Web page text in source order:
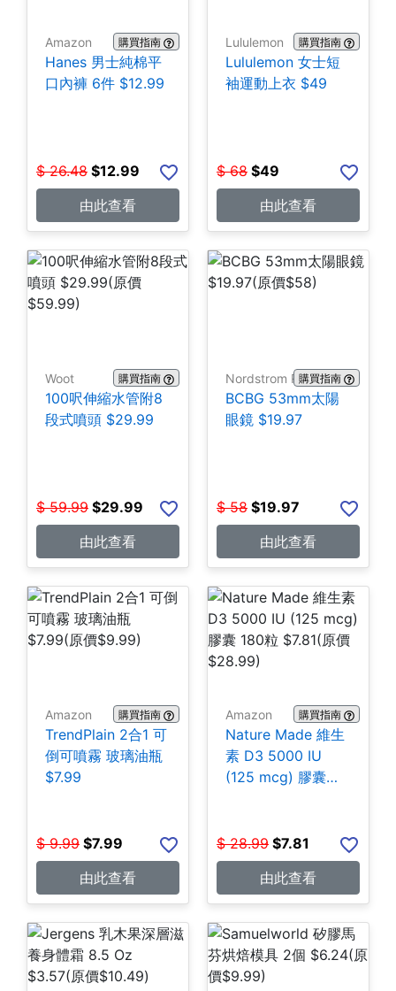
Amazon 購買指南
Hanes 男士純棉平
口內褲 6件 $12.99
$ 26.48 $12.99
由此查看
Lululemon 購買指南
Lululemon 女士短
袖運動上衣 $49
$ 68 $49
由此查看
Woot 購買指南
100呎伸縮水管附8
段式噴頭 $29.99
$ 59.99 $29.99
由此查看
Nordstrom Rack購買指南
BCBG 53mm太陽
眼鏡 $19.97
$ 58 $19.97
由此查看
Amazon 購買指南
TrendPlain 2合1 可
倒可噴霧 玻璃油瓶
$7.99
$ 9.99 $7.99
由此查看
Amazon 購買指南
Nature Made 維生
素 D3 5000 IU
(125 mcg) 膠囊
$ 28.99 $7.81
由此查看